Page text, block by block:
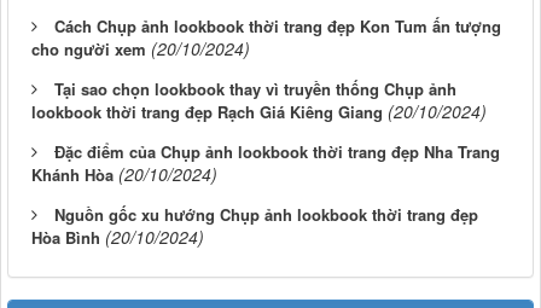
Cách Chụp ảnh lookbook thời trang đẹp Kon Tum ấn tượng
cho người xem (20/10/2024)
Tại sao chọn lookbook thay vì truyền thống Chụp ảnh
lookbook thời trang đẹp Rạch Giá Kiêng Giang (20/10/2024)
Đặc điểm của Chụp ảnh lookbook thời trang đẹp Nha Trang
Khánh Hòa (20/10/2024)
Nguồn gốc xu hướng Chụp ảnh lookbook thời trang đẹp
Hòa Bình (20/10/2024)